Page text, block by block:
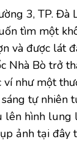
3, TP.
tìm một
và được lát
Bò trở
như một
tự
hình lung
ảnh tại